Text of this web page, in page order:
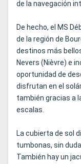
de la navegación
De hecho, el MS
de la región de
destinos más
Nevers (Nièvre) e
oportunidad de
disfrutan en el
también gracias a
escalas.
La cubierta de sol
tumbonas, sin
También hay un